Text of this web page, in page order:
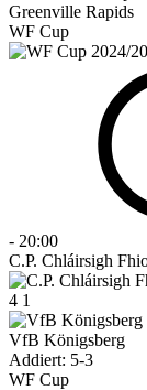
Greenville Rapids
WF Cup
- 20:00
C.P. Chláirsigh
4 1
VfB Königsberg
Addiert: 5-3
WF Cup